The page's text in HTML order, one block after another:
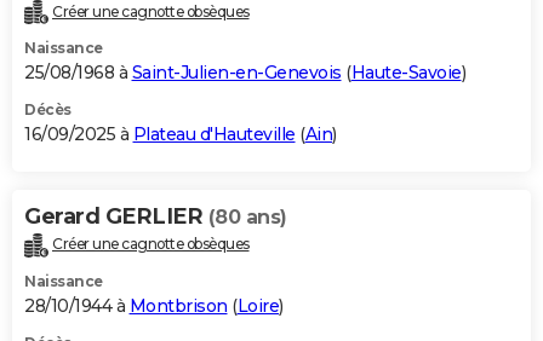
Créer une cagnotte obsèques
Naissance
25/08/1968 à Saint-Julien-en-Genevois (Haute-Savoie)
Décès
16/09/2025 à Plateau d'Hauteville (Ain)
Gerard GERLIER (80 ans)
Créer une cagnotte obsèques
Naissance
28/10/1944 à Montbrison (Loire)